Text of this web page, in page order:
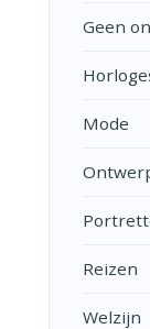
Geen
Mode
Reizen
Welzijn